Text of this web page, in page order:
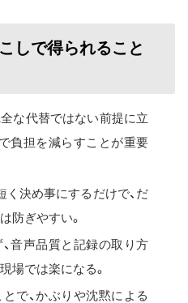
しで得られること
な代替ではない前提に立
負担を減らすことが重要
く決め事にするだけで、だ
防ぎやすい。
音声品質と記録の取り方
場では楽になる。
で、かぶりや沈黙による